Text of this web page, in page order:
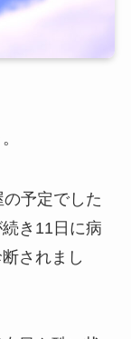
予定でした
き11日に病
されまし